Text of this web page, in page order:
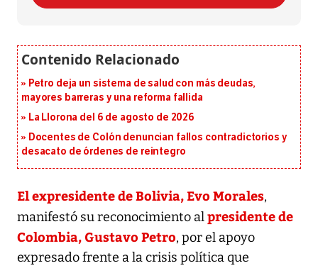
Petro deja un sistema de salud con más deudas,
mayores barreras y una reforma fallida
La Llorona del 6 de agosto de 2026
Docentes de Colón denuncian fallos contradictorios y
desacato de órdenes de reintegro
El expresidente de Bolivia, Evo Morales,
manifestó su reconocimiento alpresidente de
Colombia, Gustavo Petro, por el apoyo
expresado frente a la crisis política que